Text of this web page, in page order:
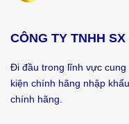
CÔNG TY TNHH
Đi đầu trong lĩnh vực cung
kiện chính hãng nhập
chính hãng.